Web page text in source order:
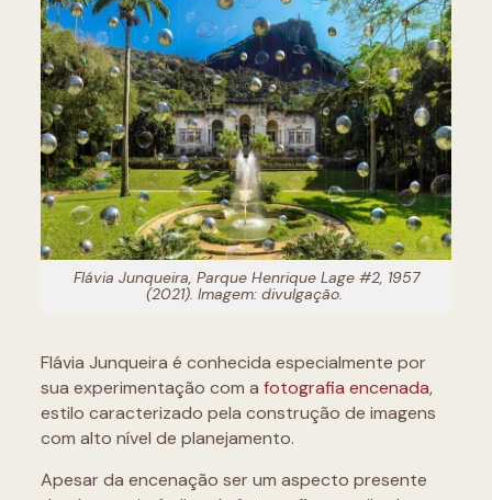
Flávia Junqueira, Parque Henrique Lage #2, 1957
(2021). Imagem: divulgação.
Flávia Junqueira é conhecida especialmente por
sua experimentação com a fotografia encenada,
estilo caracterizado pela construção de imagens
com alto nível de planejamento.
Apesar da encenação ser um aspecto presente